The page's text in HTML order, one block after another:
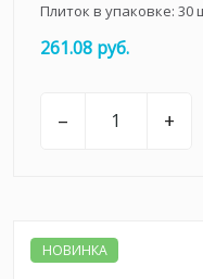
Плиток в упаковке: 30
261.08 руб.
– +
НОВИНКА